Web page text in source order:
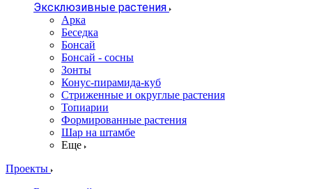
Эксклюзивные растения
Арка
Беседка
Бонсай
Бонсай - сосны
Зонты
Конус-пирамида-куб
Стриженные и округлые растения
Топиарии
Формированные растения
Шар на штамбе
Еще
Проекты